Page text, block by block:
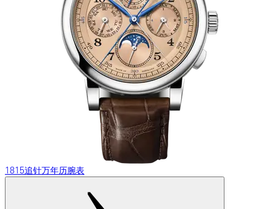
1815追针万年历腕表